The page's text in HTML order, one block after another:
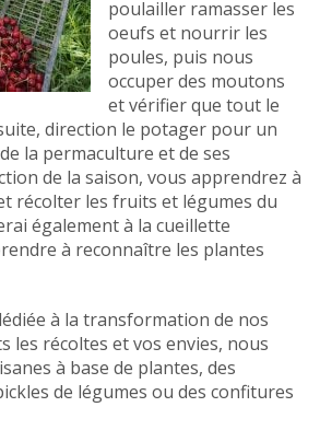
poulailler ramasser les
oeufs et nourrir les
poules, puis nous
occuper des moutons
et vérifier que tout le
direction le potager pour un
la permaculture et de ses
de la saison, vous apprendrez à
récolter les fruits et légumes du
également à la cueillette
à reconnaître les plantes
à la transformation de nos
les récoltes et vos envies, nous
à base de plantes, des
de légumes ou des confitures